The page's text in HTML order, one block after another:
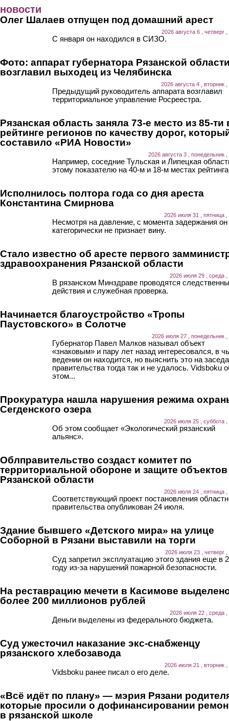
новости
Олег Шалаев отпущен под домашний арест
2026 августа 6 , четверг
С января он находился в СИЗО.
Фото: аппарат губернатора Рязанской
возглавил выходец из Челябинска
2026 августа 4 , вторник
Предыдущий руководитель аппарата возглавил
территориальное управление Росреестра.
Рязанская область заняла 73-е место из 85-ти
рейтинге регионов по качеству дорог,
составило «РИА Новости»
2026 августа 3 , понедельник ,
Например, соседние Тульская и Липецкая
этому показателю на 40-м и 18-м местах
Исполнилось полтора года со дня ареста
Константина Смирнова
2026 июля 31 , пятница ,
Несмотря на давление, с момента задержания он
категорически не признает вину.
Стало известно об аресте первого
здравоохранения Рязанской области
2026 июля 29 , среда ,
В рязанском Минздраве проводятся
действия и служебная проверка.
Начинается благоустройство «Тропы
Паустовского» в Солотче
2026 июля 27 , понедельник ,
Губернатор Павел Малков называл объект
«знаковым» и пару лет назад интересовался, в
ведении он находится, но выяснить это на
правительства тогда так и не удалось. Vidsboku
этом...
Прокуратура нашла нарушения режима
Сегденского озера
2026 июля 25 , суббота ,
Об этом сообщает «Экологический рязанский
альянс».
Облправительство создаст комитет по
территориальной обороне и защите объектов
Рязанской области
2026 июля 24 , пятница ,
Соответствующий проект постановления
правительства опубликован 24 июля.
Здание бывшего «Детского мира» на улице
Соборной в Рязани выставили на торги
2026 июля 23 , четверг ,
Суд запретил эксплуатацию этого здания еще в
году из-за нарушений пожарной безопасности.
На реставрацию мечети в Касимове
более 200 миллионов рублей
2026 июля 22 , среда ,
Деньги выделены из федерального бюджета.
Суд ужесточил наказание экс-снабженцу
рязанского хлебозавода
2026 июля 21 , вторник ,
Vidsboku ранее писал о его деле.
«Всё идёт по плану» — мэрия Рязани
которые просили о дофинансировании
в рязанской школе